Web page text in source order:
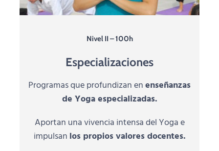
Nivel II – 100h
Especializaciones
Programas que profundizan enenseñanzas
de Yoga especializadas.
Aportan una vivencia intensa del Yoga e
impulsan los propios valores docentes.